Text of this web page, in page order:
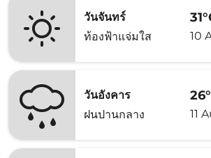
วันจันทร์
ท้องฟ้าแจ่มใส
10
วันอังคาร
ฝนปานกลาง
11